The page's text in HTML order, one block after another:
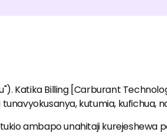
Katika Billing [Carburant
tunavyokusanya, kutumia,
ambapo unahitaji kurejeshewa